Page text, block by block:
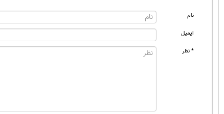
نام
ایمیل
* نظر